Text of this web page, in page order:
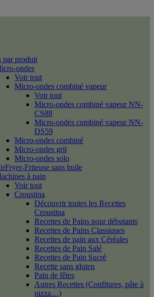
par produit
ondes
Voir tout
Micro-ondes combiné vapeur
Voir tout
Micro-ondes combiné vapeur NN-
CS88
Micro-ondes combiné vapeur NN-
DS59
Micro-ondes combiné
Micro-ondes gril
Micro-ondes solo
Friteuse sans huile
à pain
Voir tout
Croustina
Découvrir toutes les Recettes
Croustina
Recettes de Pains pour débutants
Recettes de Pains Classiques
Recettes de pain aux Céréales
Recettes de Pain Salé
Recettes de Pain Sucré
Recette sans gluten
Pain de fêtes
Autres Recettes (Confitures, pâte à
pizza…)